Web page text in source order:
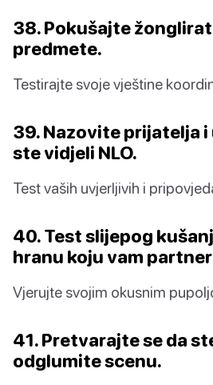
38. Pokušajte
predmete.
Testirajte svoje vještine
39. Nazovite prijatelja
ste vidjeli NLO.
Test vaših uvjerljivih i
40. Test slijepog
hranu koju vam
Vjerujte svojim okusnim
41. Pretvarajte se da
odglumite scenu.